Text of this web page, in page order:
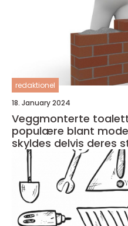
redaktionel
18. January 2024
Veggmonterte
populære blant
skyldes delvis deres
plassbesparende